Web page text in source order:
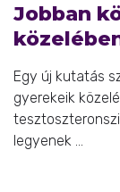
Jobban
Egy új kutatás
gyerekeik
legyenek ...